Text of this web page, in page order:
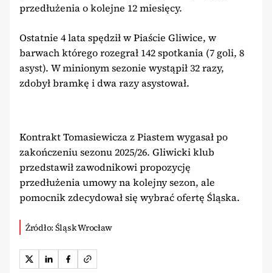
przedłużenia o kolejne 12 miesięcy.
Ostatnie 4 lata spędził w Piaście Gliwice, w
barwach którego rozegrał 142 spotkania (7 goli, 8
asyst). W minionym sezonie wystąpił 32 razy,
zdobył bramkę i dwa razy asystował.
Kontrakt Tomasiewicza z Piastem wygasał po
zakończeniu sezonu 2025/26. Gliwicki klub
przedstawił zawodnikowi propozycję
przedłużenia umowy na kolejny sezon, ale
pomocnik zdecydował się wybrać ofertę Śląska.
Źródło: Śląsk Wrocław